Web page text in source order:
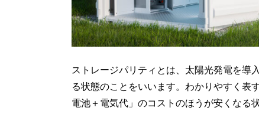
ストレージパリティとは、太陽光発電を導
る状態のことをいいます。わかりやすく表
電池＋電気代」のコストのほうが安くなる状